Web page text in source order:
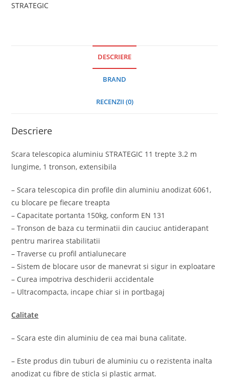
STRATEGIC
DESCRIERE
BRAND
RECENZII (0)
Descriere
Scara telescopica aluminiu STRATEGIC 11 trepte 3.2 m
lungime, 1 tronson, extensibila
– Scara telescopica din profile din aluminiu anodizat 6061,
cu blocare pe fiecare treapta
– Capacitate portanta 150kg, conform EN 131
– Tronson de baza cu terminatii din cauciuc antiderapant
pentru marirea stabilitatii
– Traverse cu profil antialunecare
– Sistem de blocare usor de manevrat si sigur in exploatare
– Curea impotriva deschiderii accidentale
– Ultracompacta, incape chiar si in portbagaj
Calitate
– Scara este din aluminiu de cea mai buna calitate.
– Este produs din tuburi de aluminiu cu o rezistenta inalta
anodizat cu fibre de sticla si plastic armat.